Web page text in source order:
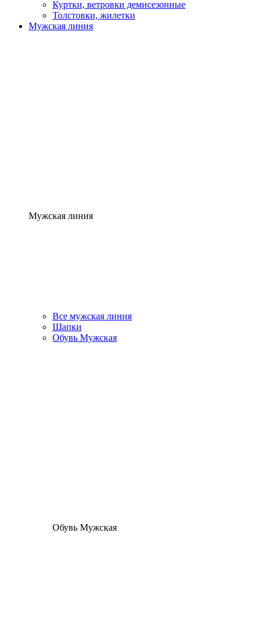
Куртки, ветровки демисезонные
Толстовки, жилетки
Мужская линия
Мужская линия
Все мужская линия
Шапки
Обувь Мужская
Обувь Мужская